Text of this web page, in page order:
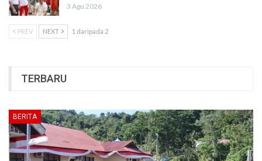
3 Agu 2026
PREV NEXT 1 daripada 2
TERBARU
BERITA